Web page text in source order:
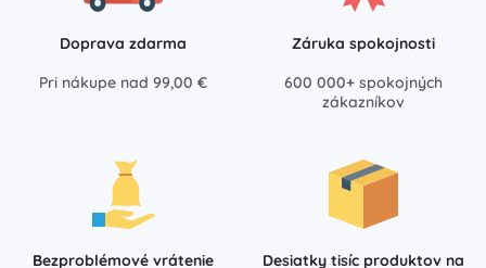
Doprava zdarma
Pri nákupe nad 99,00 €
Záruka spokojnosti
600 000+ spokojných
zákazníkov
Bezproblémové vrátenie
Desiatky tisíc produktov na